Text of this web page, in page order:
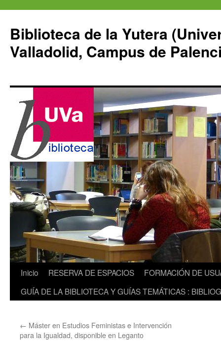
contenido
Biblioteca de la Yutera
Valladolid, Campus de
Inicio RESERVA DE ESPACIOS
FORMACIÓN DE
GUÍA DE LA BIBLIOTECA Y GUÍAS TEMÁTICAS :
← Máster en Estudios Feministas e Intervención
para la Igualdad, disponible en Leganto